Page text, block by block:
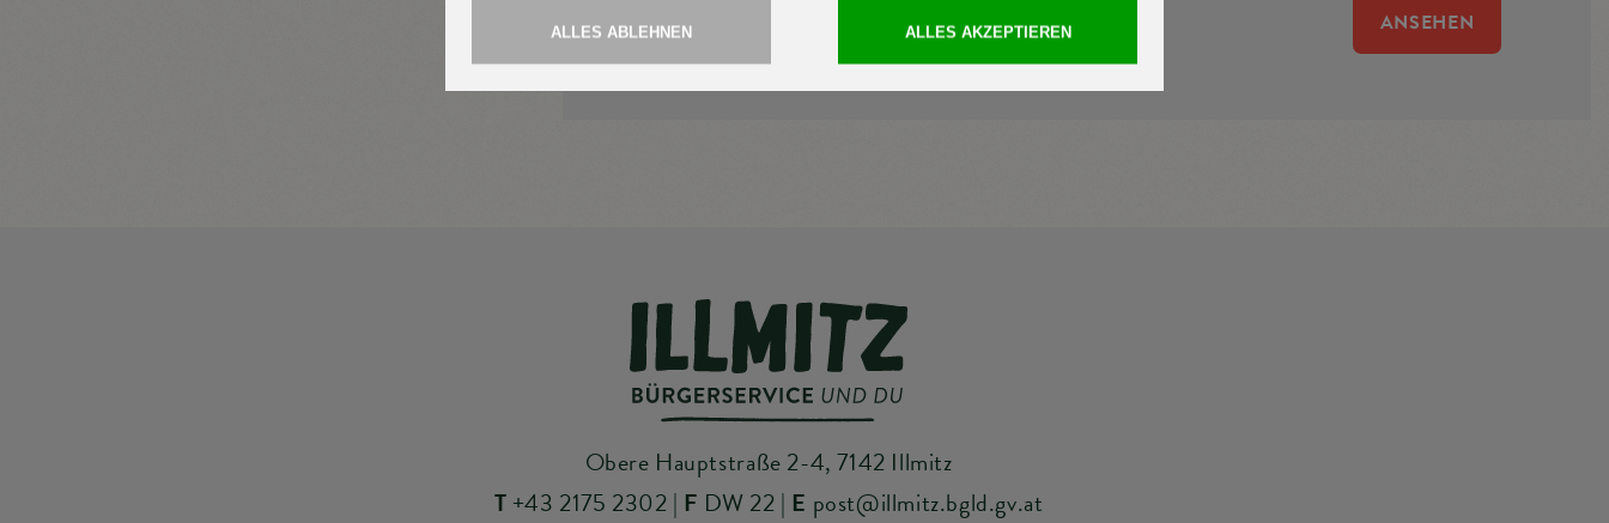
Polizeiliche Information - Kriminalprävention ANSEHEN
Obere Hauptstraße 2-4, 7142 Illmitz
T +43 2175 2302 | F DW 22 | E post@illmitz.bgld.gv.at